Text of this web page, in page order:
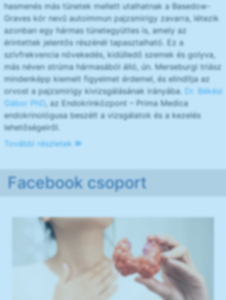
hasmenés más tünetek mellett utalhatnak a Basedow-
Graves kór nevű autoimmun pajzsmirigy zavarra, létezik
azonban egy hármas tünetegyüttes is, amely az
érintettek jelentős részénél tapasztalható. Ez a
szívfrekvencia növekedés, kidülledő szemek és golyva,
más néven strúma hármasából álló, ún. Merseburgi triász
mindenképp kiemelt figyelmet érdemel, és elindítja az
orvost a pajzsmirigy kivizsgálásának irányába. Dr. Békési
Gábor PhD, az Endokrinközpont – Prima Medica
endokrinológusa beszélt a vizsgálatok és a kezelés
lehetőségeiről.
További részletek
Facebook csoport